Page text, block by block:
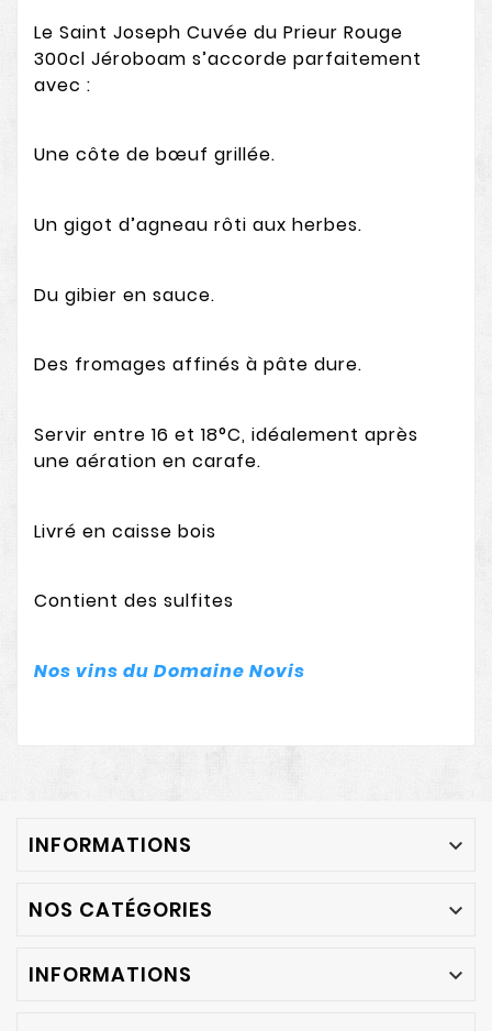
Le Saint Joseph Cuvée du Prieur Rouge
300cl Jéroboam s’accorde parfaitement
avec :
Une côte de bœuf grillée.
Un gigot d’agneau rôti aux herbes.
Du gibier en sauce.
Des fromages affinés à pâte dure.
Servir entre 16 et 18°C, idéalement après
une aération en carafe.
Livré en caisse bois
Contient des sulfites
Nos vins du Domaine Novis
INFORMATIONS 
NOS CATÉGORIES 
INFORMATIONS 